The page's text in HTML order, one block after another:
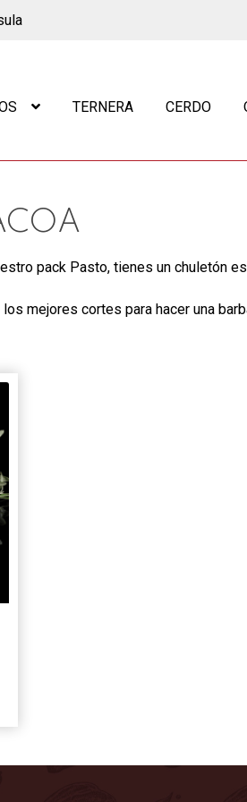
TERNERA CERDO
pack Pasto, tienes un chuletón
mejores cortes para hacer una